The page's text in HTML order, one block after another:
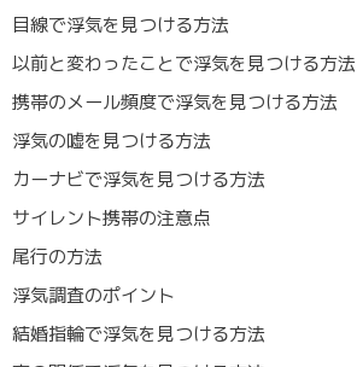
目線で浮気を見つける方法
以前と変わったことで浮気を見つける方法
携帯のメール頻度で浮気を見つける方法
浮気の嘘を見つける方法
カーナビで浮気を見つける方法
サイレント携帯の注意点
尾行の方法
浮気調査のポイント
結婚指輪で浮気を見つける方法